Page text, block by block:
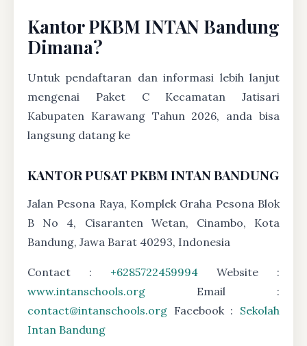
Kantor PKBM INTAN Bandung
Dimana?
Untuk pendaftaran dan informasi lebih lanjut
mengenai Paket C Kecamatan Jatisari
Kabupaten Karawang Tahun 2026, anda bisa
langsung datang ke
KANTOR PUSAT PKBM INTAN BANDUNG
Jalan Pesona Raya, Komplek Graha Pesona Blok
B No 4, Cisaranten Wetan, Cinambo, Kota
Bandung, Jawa Barat 40293, Indonesia
Contact : +6285722459994 Website :
www.intanschools.org Email :
contact@intanschools.org Facebook : Sekolah
Intan Bandung